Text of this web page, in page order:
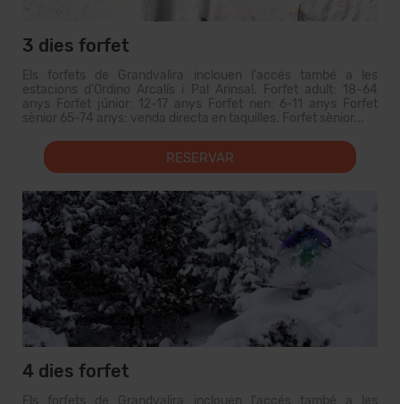
3 dies forfet
Els forfets de Grandvalira inclouen l'accés també a les
estacions d'Ordino Arcalís i Pal Arinsal. Forfet adult: 18-64
anys Forfet júnior: 12-17 anys Forfet nen: 6-11 anys Forfet
sènior 65-74 anys: venda directa en taquilles. Forfet sènior...
RESERVAR
4 dies forfet
Els forfets de Grandvalira inclouen l'accés també a les